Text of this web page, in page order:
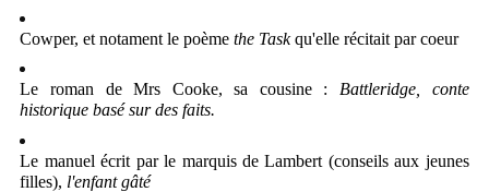
Cowper, et notament le poème the Taskqu'elle récitait par coeur
Le roman de Mrs Cooke, sa cousine : Battleridge, conte
historique basé sur des faits.
Le manuel écrit par le marquis de Lambert (conseils aux jeunes
filles), l'enfant gâté